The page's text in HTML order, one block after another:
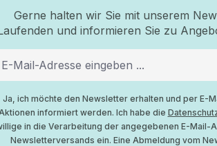
Gerne halten wir Sie mit unserem
und informieren Sie zu
Ja, ich möchte den Newsletter erhalten und per E-
informiert werden. Ich habe die
in die Verarbeitung der angegebenen E-Mail-
Newsletterversands ein. Eine Abmeldung vom